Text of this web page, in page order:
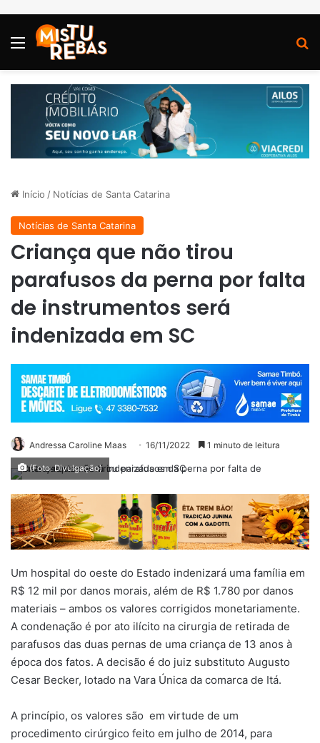
Menu
Início / Notícias de Santa Catarina
Notícias de Santa Catarina
Criança que não tirou
parafusos da perna por falta
de instrumentos será
indenizada em SC
Andressa Caroline Maas 16/11/2022 1 minuto de leitura
(Foto: Divulgação)
Um hospital do oeste do Estado indenizará uma família em
R$ 12 mil por danos morais, além de R$ 1.780 por danos
materiais – ambos os valores corrigidos monetariamente.
A condenação é por ato ilícito na cirurgia de retirada de
parafusos das duas pernas de uma criança de 13 anos à
época dos fatos. A decisão é do juiz substituto Augusto
Cesar Becker, lotado na Vara Única da comarca de Itá.
A princípio, os valores são em virtude de um
procedimento cirúrgico feito em julho de 2014, para